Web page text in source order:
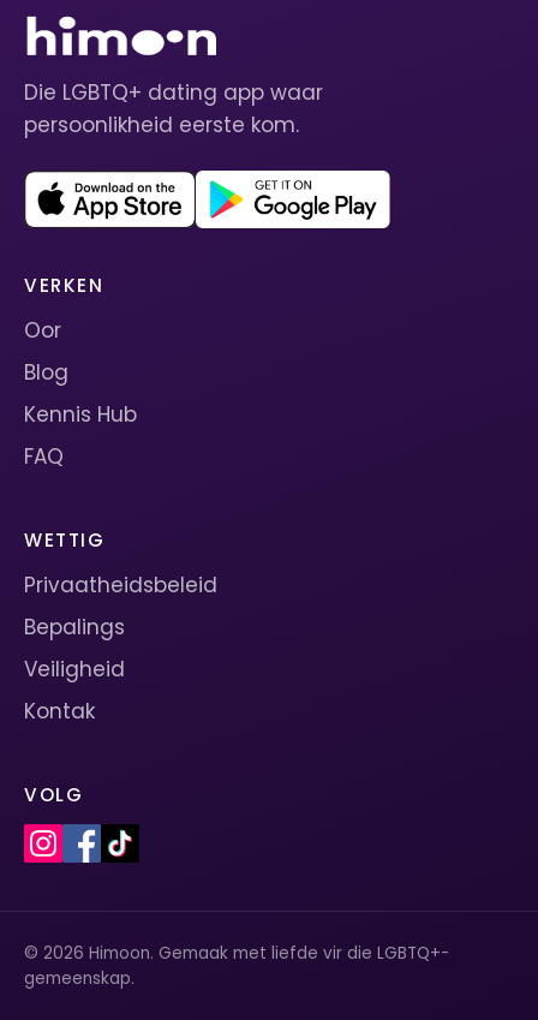
Die LGBTQ+ dating app waar
persoonlikheid eerste kom.
VERKEN
Oor
Blog
Kennis Hub
FAQ
WETTIG
Privaatheidsbeleid
Bepalings
Veiligheid
Kontak
VOLG
© 2026 Himoon. Gemaak met liefde vir die LGBTQ+-
gemeenskap.